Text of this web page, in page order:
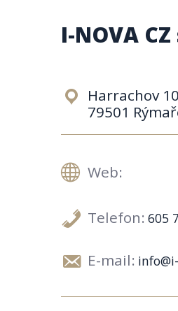
I-NOVA
Harrachov 10
79501
Web:
Telefon: 605
E-mail: